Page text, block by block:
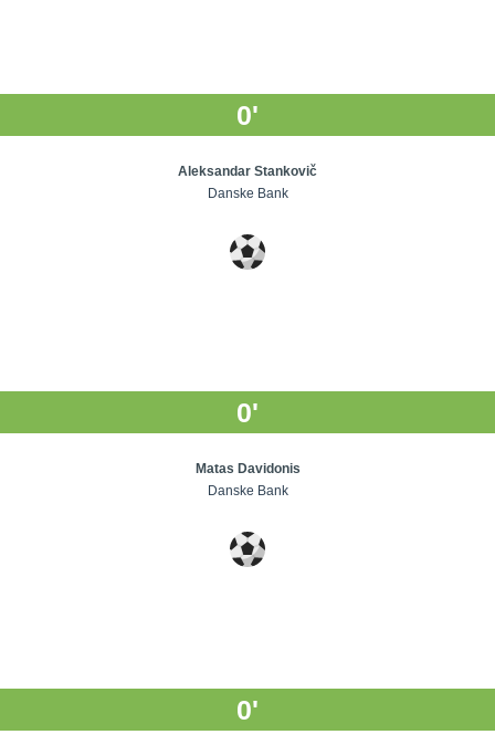
0'
Aleksandar Stankovič
Danske Bank
0'
Matas Davidonis
Danske Bank
0'